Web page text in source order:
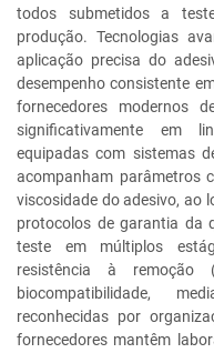
todos submetidos a
produção. Tecnologias
aplicação precisa do
desempenho consistente
fornecedores modernos
significativamente em
equipadas com sistemas
acompanham parâmetros
viscosidade do adesivo, ao
protocolos de garantia da
teste em múltiplos
resistência à remoção
biocompatibilidade,
reconhecidas por
fornecedores mantêm